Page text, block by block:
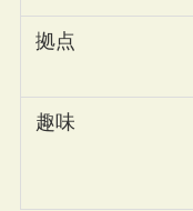
拠点
趣味